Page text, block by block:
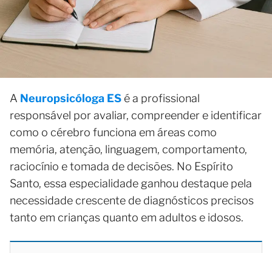
A Neuropsicóloga ES é a profissional
responsável por avaliar, compreender e identificar
como o cérebro funciona em áreas como
memória, atenção, linguagem, comportamento,
raciocínio e tomada de decisões. No Espírito
Santo, essa especialidade ganhou destaque pela
necessidade crescente de diagnósticos precisos
tanto em crianças quanto em adultos e idosos.